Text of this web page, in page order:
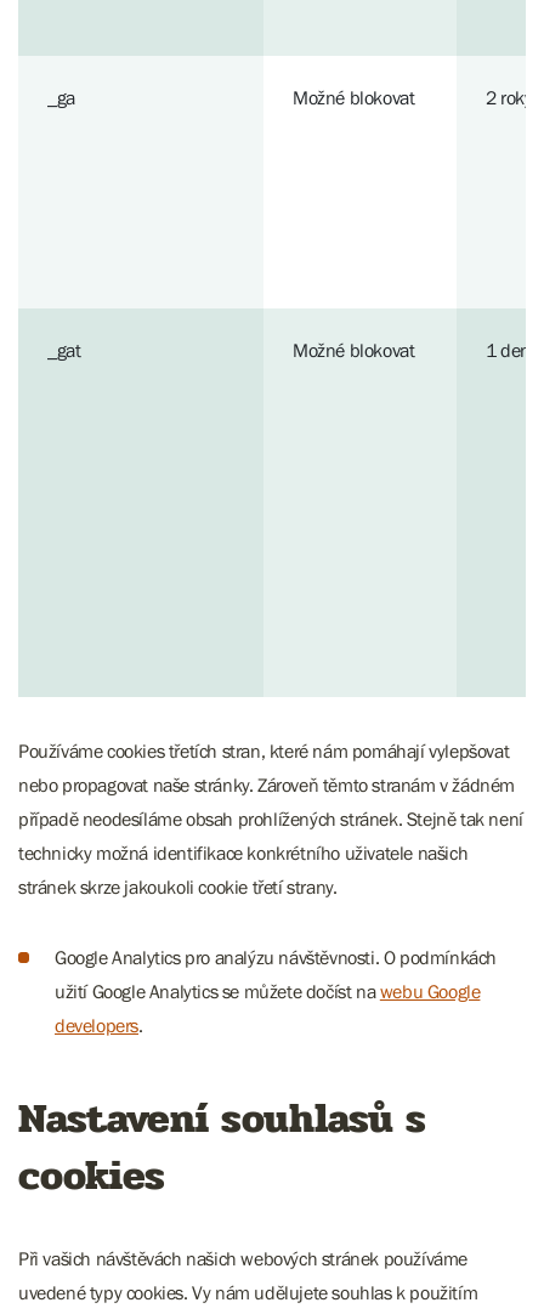
_ga Možné blokovat 2 roky
_gat Možné blokovat 1 den
Používáme cookies třetích stran, které nám pomáhají vylepšovat
nebo propagovat naše stránky. Zároveň těmto stranám v žádném
případě neodesíláme obsah prohlížených stránek. Stejně tak není
technicky možná identifikace konkrétního uživatele našich
stránek skrze jakoukoli cookie třetí strany.
Google Analytics pro analýzu návštěvnosti. O podmínkách
užití Google Analytics se můžete dočíst nawebu Google
developers.
Nastavení souhlasů s
cookies
Při vašich návštěvách našich webových stránek používáme
uvedené typy cookies. Vy nám udělujete souhlas k použitím